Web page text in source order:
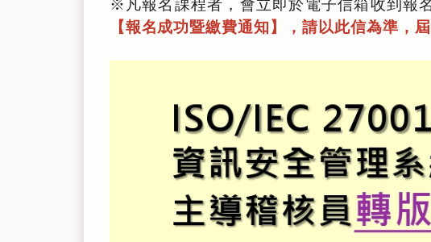
【報名成功暨繳費通知】，請以此信為準，